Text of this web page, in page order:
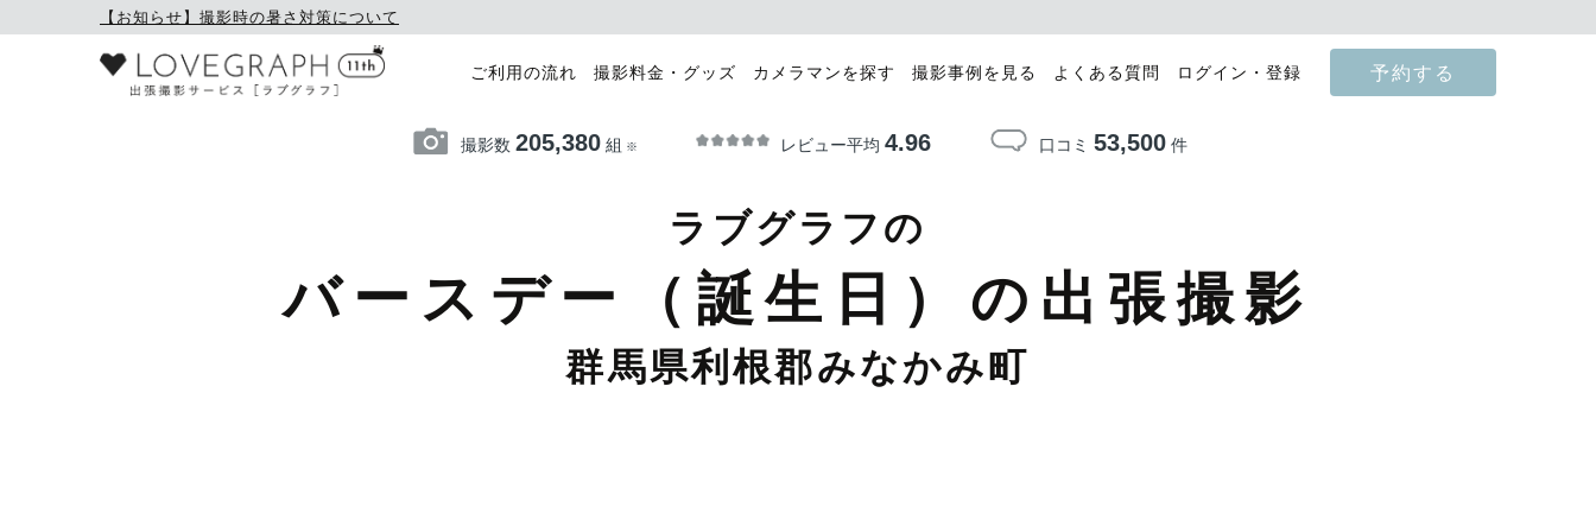
【お知らせ】撮影時の暑さ対策について
ご利用の流れ 撮影料金・グッズ カメラマンを探す 撮影事例を見る よくある質問 ログイン・登録 予約する
撮影数 205,380組 ※ レビュー平均 4.96 口コミ 53,500件
ラブグラフの
バースデー（誕生日）の出張撮影
群馬県利根郡みなかみ町